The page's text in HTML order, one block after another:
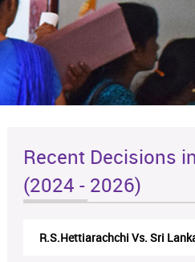
Recent Decisions
(2024 - 2026)
R.S.Hettiarachchi Vs. Sri